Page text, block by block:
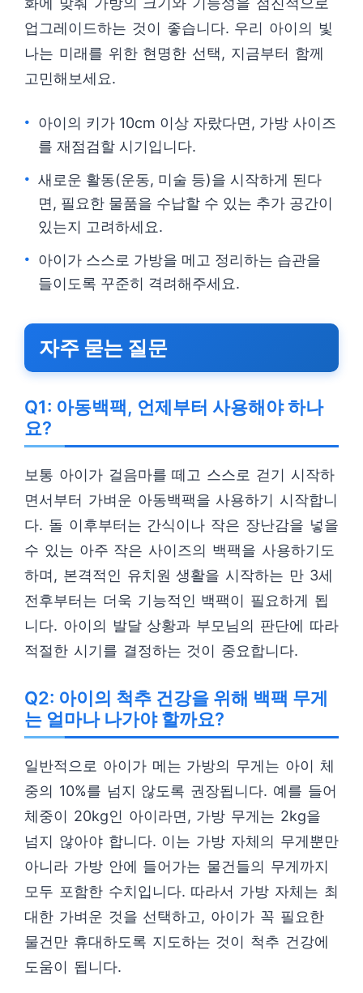
업그레이드하는 것이 좋습니다. 우리 아이의 빛
나는 미래를 위한 현명한 선택, 지금부터 함께
고민해보세요.
아이의 키가 10cm 이상 자랐다면, 가방 사이즈
를 재점검할 시기입니다.
새로운 활동(운동, 미술 등)을 시작하게 된다
면, 필요한 물품을 수납할 수 있는 추가 공간이
있는지 고려하세요.
아이가 스스로 가방을 메고 정리하는 습관을
들이도록 꾸준히 격려해주세요.
자주 묻는 질문
Q1: 아동백팩, 언제부터 사용해야 하나
요?
보통 아이가 걸음마를 떼고 스스로 걷기 시작하
면서부터 가벼운 아동백팩을 사용하기 시작합니
다. 돌 이후부터는 간식이나 작은 장난감을 넣을
수 있는 아주 작은 사이즈의 백팩을 사용하기도
하며, 본격적인 유치원 생활을 시작하는 만 3세
전후부터는 더욱 기능적인 백팩이 필요하게 됩
니다. 아이의 발달 상황과 부모님의 판단에 따라
적절한 시기를 결정하는 것이 중요합니다.
Q2: 아이의 척추 건강을 위해 백팩 무게
는 얼마나 나가야 할까요?
일반적으로 아이가 메는 가방의 무게는 아이 체
중의 10%를 넘지 않도록 권장됩니다. 예를 들어
체중이 20kg인 아이라면, 가방 무게는 2kg을
넘지 않아야 합니다. 이는 가방 자체의 무게뿐만
아니라 가방 안에 들어가는 물건들의 무게까지
모두 포함한 수치입니다. 따라서 가방 자체는 최
대한 가벼운 것을 선택하고, 아이가 꼭 필요한
물건만 휴대하도록 지도하는 것이 척추 건강에
도움이 됩니다.